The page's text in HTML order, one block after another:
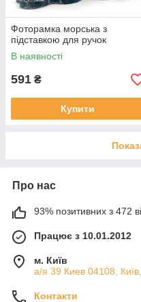
Фоторамка морська з
підставкою для ручок
В наявності
591 ₴
Купити
Про нас
93% позитивних з 472
Працює з 10.01.2012
м. Київ
а/я 39 Киев 04108,
Контакти